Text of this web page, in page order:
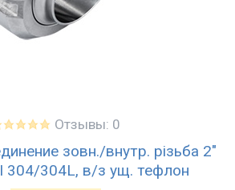
Отзывы: 0
зовн./внутр. різьба 2"
304/304L, в/з ущ. тефлон